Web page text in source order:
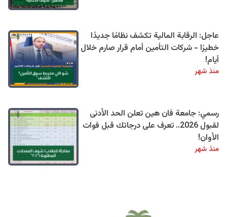
عاجل: الرقابة المالية تكشف نظامًا جديدًا
خطيرًا - شركات التأمين أمام قرار صارم خلال
أيام!
منذ شهر
رسمي: جامعة فان هين تعلن الحد الأدنى
لقبول 2026.. تعرف على درجاتك قبل فوات
الأوان!
منذ شهر